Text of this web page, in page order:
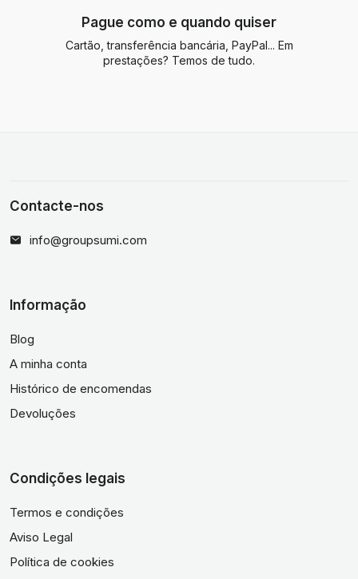
Pague como e quando quiser
Cartão, transferência bancária, PayPal... Em
prestações? Temos de tudo.
Contacte-nos
info@groupsumi.com
Informação
Blog
A minha conta
Histórico de encomendas
Devoluções
Condições legais
Termos e condições
Aviso Legal
Política de cookies